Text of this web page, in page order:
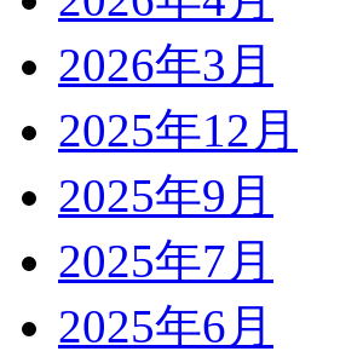
2026年3月
2025年12月
2025年9月
2025年7月
2025年6月